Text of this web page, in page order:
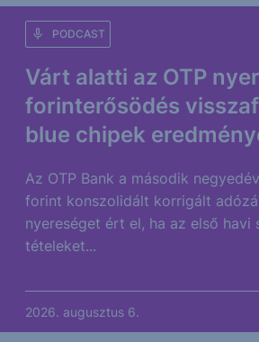
Várt alatti az OTP
forinterősödés
blue chipek
PODCAST
Az OTP Bank a második
forint konszolidált korrigált
nyereséget ért el, ha az első havi
tételeket...
2026. augusztus 6.